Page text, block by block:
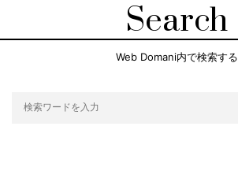
Search
Web Domani内で検索する